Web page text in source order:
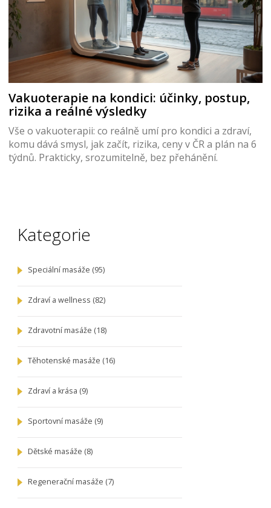
Vakuoterapie na kondici: účinky, postup,
rizika a reálné výsledky
Vše o vakuoterapii: co reálně umí pro kondici a zdraví,
komu dává smysl, jak začít, rizika, ceny v ČR a plán na 6
týdnů. Prakticky, srozumitelně, bez přehánění.
Kategorie
Speciální masáže (95)
Zdraví a wellness (82)
Zdravotní masáže (18)
Těhotenské masáže (16)
Zdraví a krása (9)
Sportovní masáže (9)
Dětské masáže (8)
Regenerační masáže (7)